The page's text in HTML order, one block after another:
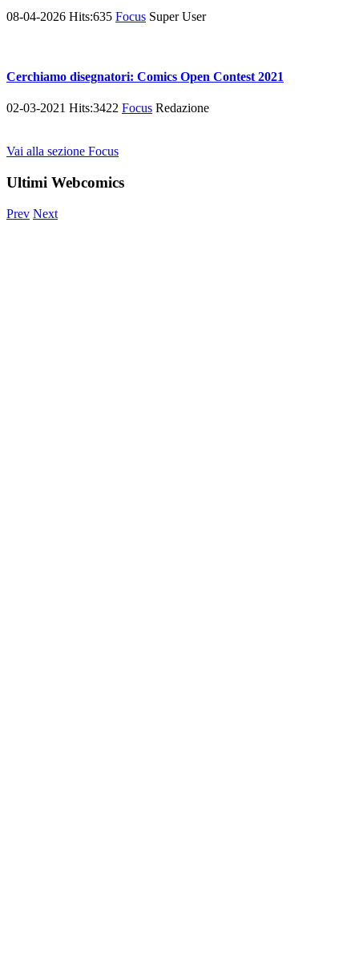
08-04-2026 Hits:635 Focus Super User
Cerchiamo disegnatori: Comics Open Contest 2021
02-03-2021 Hits:3422 Focus Redazione
Vai alla sezione Focus
Ultimi Webcomics
Prev Next